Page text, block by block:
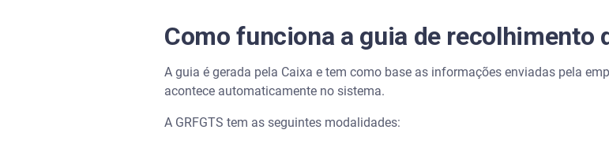
Como funciona a guia de recolhimento
A guia é gerada pela Caixa e tem como base as informações enviadas pela
acontece automaticamente no sistema.
A GRFGTS tem as seguintes modalidades: